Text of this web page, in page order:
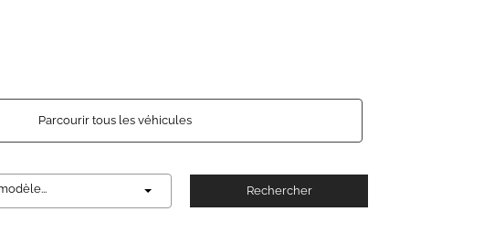
Parcourir tous les véhicules
Rechercher